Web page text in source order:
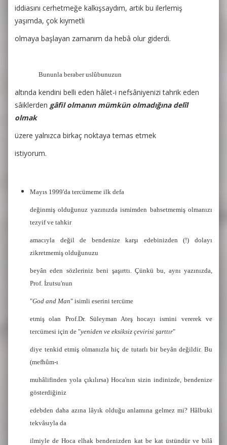
iddiasını cerhetmeğe kalkışsaydım, artık bu ilerlemiş
yaşımda, çok kıymetli
olmaya başlayan zamanım da hebâ olur giderdi.
Bununla beraber uslûbunuzun
altında kendini belli eden hâlet-i nefsâniyenizi tahrik eden
sâiklerden gâfil olmanın mümkün olmadığına delîl
olmak
üzere yalnızca birkaç noktaya temas etmek
istiyorum.
Mayıs 1999'da tercümeme ilk defa
değinmiş olduğunuz yazınızda ismimden bahsetmemiş olmanızı
tezyif ve tahkir
amacıyla değil de bendenize karşı edebinizden (!) dolayı
zikretmemiş olduğunuzu
beyân eden sözleriniz beni şaşırttı. Çünkü bu, aynı yazınızda,
Prof. İzutsu'nun
"God and Man" isimli eserini tercüme
etmiş olan Prof.Dr. Süleyman Ateş hocayı ismini vererek ve
tercümesi için de "yeniden ve eksiksiz çevirisi şarttır"
diye tenkid etmiş olmanızla hiç de tutarlı bir beyân değildir. Bu
(mefhûm-ı
muhâlifinden yola çıkılırsa) Hoca'nın sizin indinizde, bendenize
gösterdiğiniz
edebden daha azına lâyık olduğu anlamına gelmez mi? Hâlbuki
tekvâsıyla da
ilmiyle de Hoca elhak bendenizden kat be kat üstündür ve bilâ